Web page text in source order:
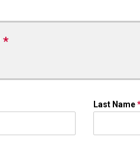
*
Last Name